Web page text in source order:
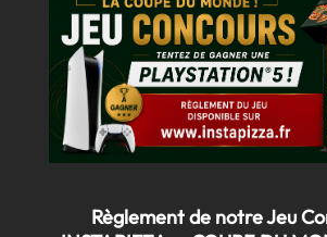
Règlement de notre Jeu